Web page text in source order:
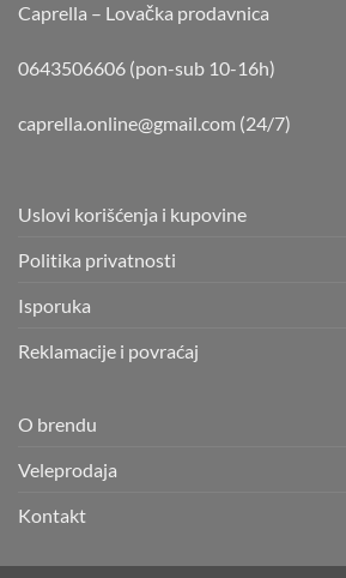
Caprella – Lovačka prodavnica
0643506606 (pon-sub 10-16h)
caprella.online@gmail.com (24/7)
Uslovi korišćenja i kupovine
Politika privatnosti
Isporuka
Reklamacije i povraćaj
O brendu
Veleprodaja
Kontakt